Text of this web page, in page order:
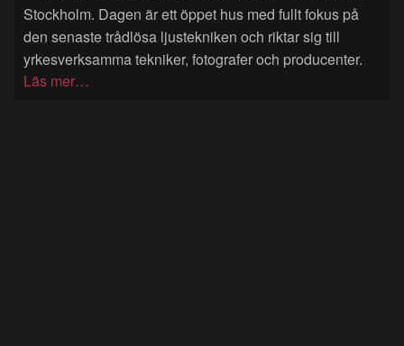
Stockholm. Dagen är ett öppet hus med fullt fokus på
den senaste trådlösa ljustekniken och riktar sig till
yrkesverksamma tekniker, fotografer och producenter.
Läs mer…